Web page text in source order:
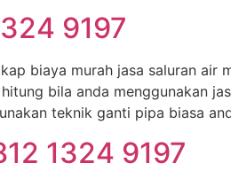
9197
biaya murah jasa saluran air
bila anda menggunakan
teknik ganti pipa biasa
1324 9197